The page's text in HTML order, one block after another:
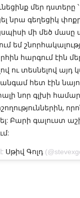
մեր դստերը ՝
նրա գեղեցիկ
մի մեծ
եմ
հարգում էին
ու տեսնելով
հետ էին
նոր գլխի
Բարի գալուստ
Սթիվ Գոլդ (@stevexgold)